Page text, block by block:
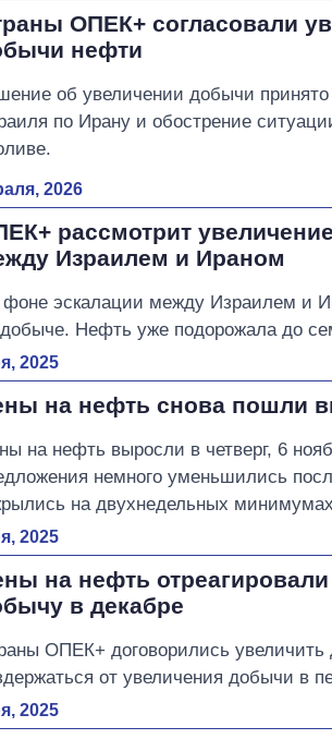
ОПЕК+ согласовали
нефти
об увеличении добычи
по Ирану и обострение
2026
рассмотрит
Израилем и Ираном
фоне эскалации между Израилем и
Нефть уже подорожала до
2025
на нефть снова пошли
на нефть выросли в четверг, 6
немного уменьшились
на двухнедельных
2025
на нефть
в декабре
ОПЕК+ договорились
от увеличения добычи в
2025